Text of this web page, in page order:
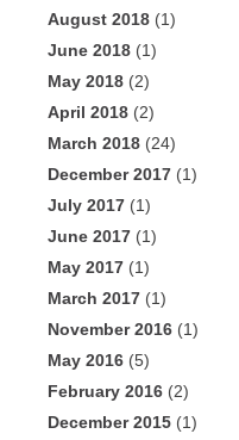
August 2018 (1)
June 2018 (1)
May 2018 (2)
April 2018 (2)
March 2018 (24)
December 2017 (1)
July 2017 (1)
June 2017 (1)
May 2017 (1)
March 2017 (1)
November 2016 (1)
May 2016 (5)
February 2016 (2)
December 2015 (1)